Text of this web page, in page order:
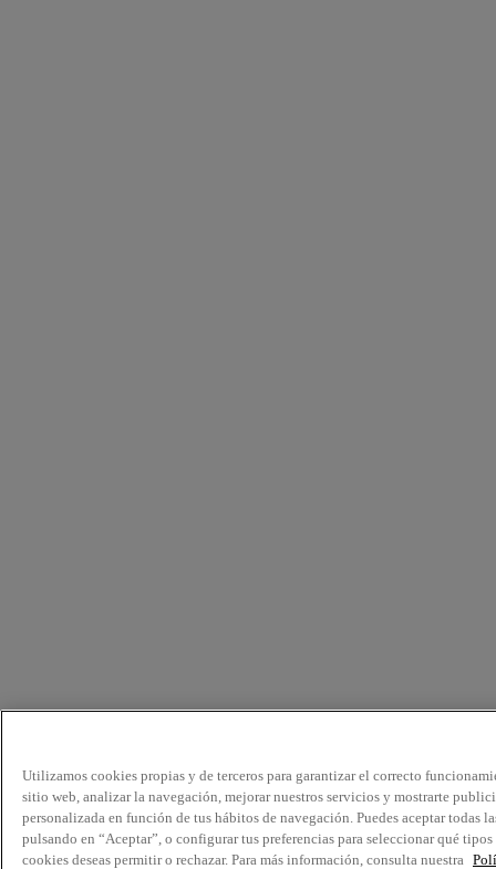
Utilizamos cookies propias y de terceros para garantizar el correcto
sitio web, analizar la navegación, mejorar nuestros servicios y mostrarte
personalizada en función de tus hábitos de navegación. Puedes aceptar todas
pulsando en “Aceptar”, o configurar tus preferencias para seleccionar qué tipos
cookies deseas permitir o rechazar. Para más información, consulta nuestra